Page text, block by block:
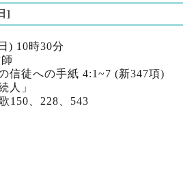
]
) 10時30分
信徒への手紙 4:1~7 (新347項)
人」
150、228 、543